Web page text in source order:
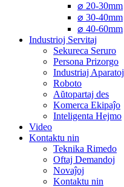
⌀ 20-30mm
⌀ 30-40mm
⌀ 40-60mm
Industrioj Servitaj
Sekureca Seruro
Persona Prizorgo
Industriaj Aparatoj
Roboto
Aŭtopartaj des
Komerca Ekipaĵo
Inteligenta Hejmo
Video
Kontaktu nin
Teknika Rimedo
Oftaj Demandoj
Novaĵoj
Kontaktu nin